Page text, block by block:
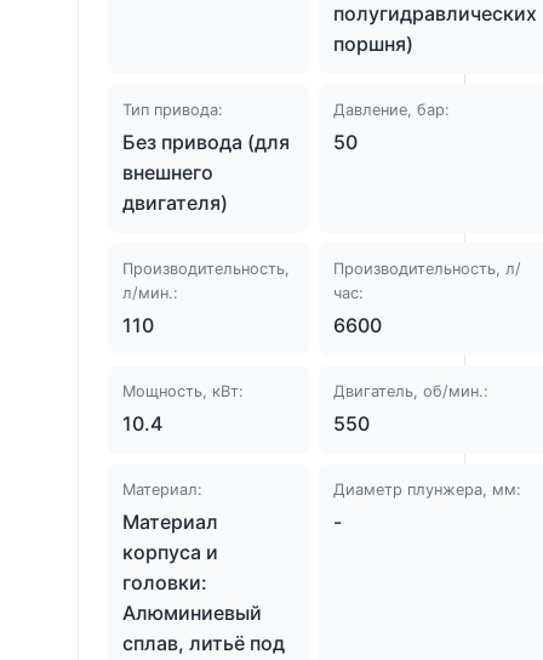
полугидравлических
поршня)
Тип привода:
Без привода (для
внешнего
двигателя)
Давление, бар:
50
Производительность,
л/мин.:
110
Производительность, л/
час:
6600
Мощность, кВт:
10.4
Двигатель, об/мин.:
550
Материал:
Материал
корпуса и
головки:
Алюминиевый
сплав, литьё под
Диаметр плунжера, мм:
-